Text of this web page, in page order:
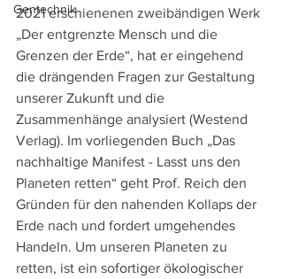
Gentechnik
2021 erschienenen zweibändigen Werk
„Der entgrenzte Mensch und die
Grenzen der Erde“, hat er eingehend
die drängenden Fragen zur Gestaltung
unserer Zukunft und die
Zusammenhänge analysiert (Westend
Verlag). Im vorliegenden Buch „Das
nachhaltige Manifest - Lasst uns den
Planeten retten“ geht Prof. Reich den
Gründen für den nahenden Kollaps der
Erde nach und fordert umgehendes
Handeln. Um unseren Planeten zu
retten, ist ein sofortiger ökologischer